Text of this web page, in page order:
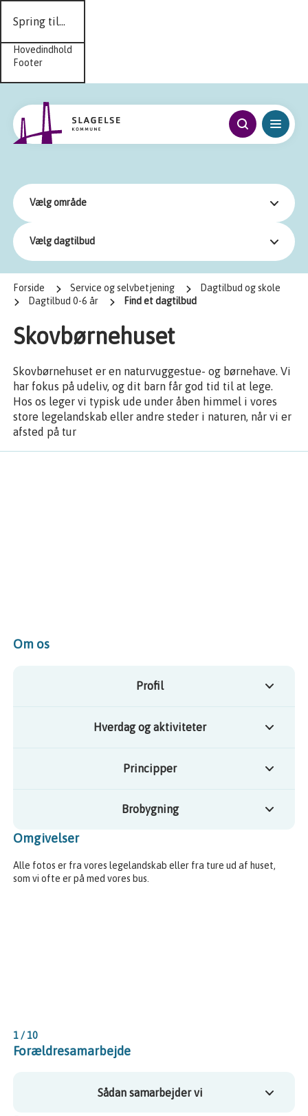
Spring til...
Hovedindhold
Footer
Vælg område
Vælg dagtilbud
Forside Service og selvbetjening
Dagtilbud og skole
Dagtilbud 0-6 år
Find et dagtilbud
Skovbørnehuset
Skovbørnehuset er en naturvuggestue- og børnehave. Vi
har fokus på udeliv, og dit barn får god tid til at lege.
Hos os leger vi typisk ude under åben himmel i vores
store legelandskab eller andre steder i naturen, når vi er
afsted på tur
Om os
Profil
Hverdag og aktiviteter
Principper
Brobygning
Omgivelser
Alle fotos er fra vores legelandskab eller fra ture ud af huset,
som vi ofte er på med vores bus.
1 / 10
Forældresamarbejde
Sådan samarbejder vi